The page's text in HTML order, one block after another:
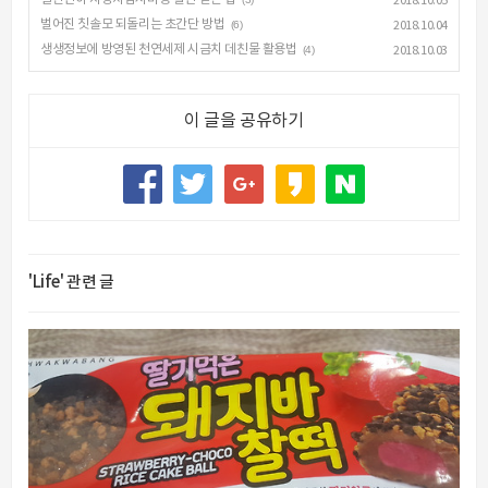
벌어진 칫솔모 되돌리는 초간단 방법
(6)
2018.10.04
생생정보에 방영된 천연세제 시금치 데친물 활용법
(4) 2018.10.03
이 글을 공유하기
'Life' 관련 글